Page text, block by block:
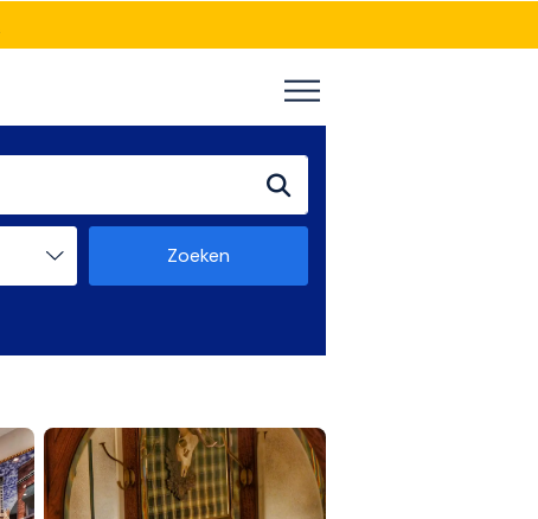
Zoeken